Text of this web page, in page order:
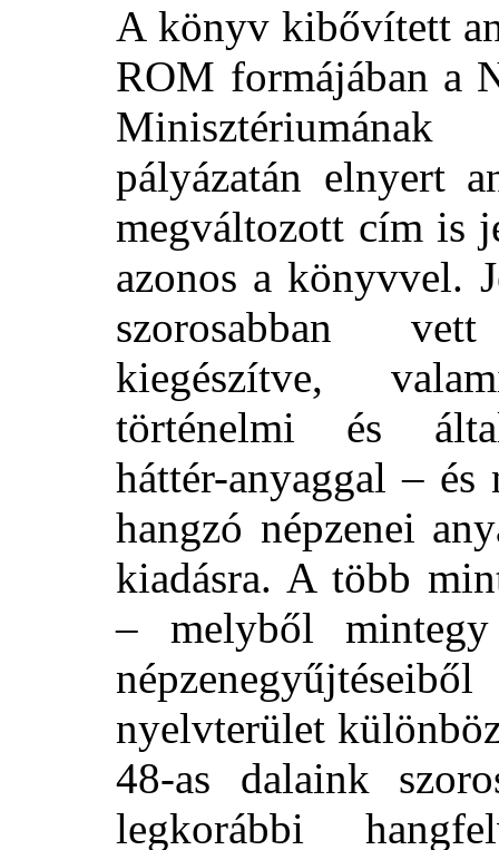
A könyv kibővített
ROM formájában a
pályázatán elnyert
megváltozott cím is
azonos a könyvvel.
szorosabban
kiegészítve,
történelmi és
háttér-anyaggal – és
hangzó népzenei
kiadásra. A több
– melyből
nyelvterület
48-as dalaink
legkorábbi